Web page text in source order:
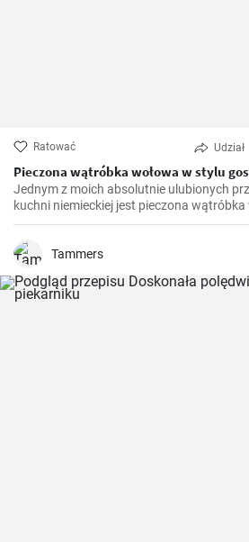
Ratować Udział
Pieczona wątróbka wołowa w stylu
Jednym z moich absolutnie ulubionych
kuchni niemieckiej jest pieczona
to danie we własnej kuchni od lat i z
się nim z wami tutaj.
Tammers